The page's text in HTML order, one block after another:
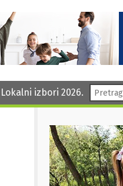
Lokalni izbori 2026. Pretraga: